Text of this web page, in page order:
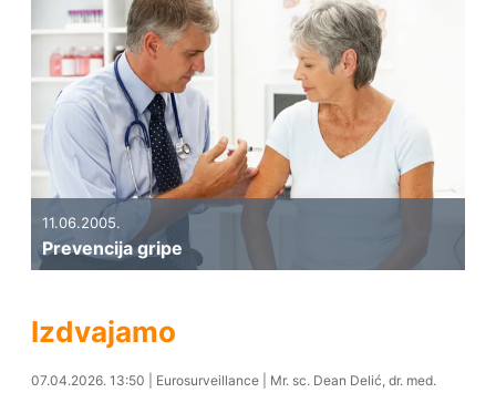
11.06.2005.
Prevencija gripe
Izdvajamo
07.04.2026. 14:49
07.04.2026. 13:50 Eurosurveillance| Mr. sc. Dean Delić, dr. med.